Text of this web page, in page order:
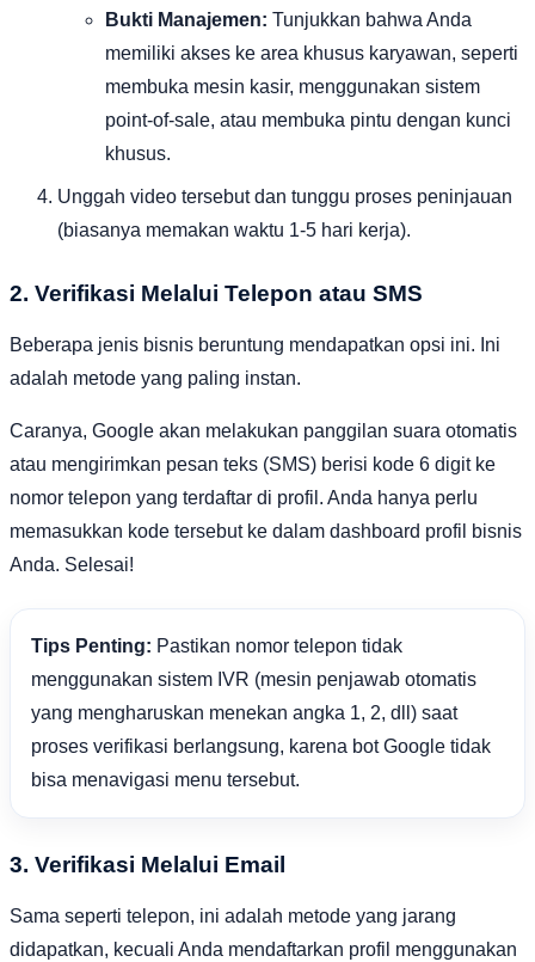
Bukti Manajemen: Tunjukkan bahwa Anda
memiliki akses ke area khusus karyawan, seperti
membuka mesin kasir, menggunakan sistem
point-of-sale, atau membuka pintu dengan kunci
khusus.
Unggah video tersebut dan tunggu proses peninjauan
(biasanya memakan waktu 1-5 hari kerja).
2. Verifikasi Melalui Telepon atau SMS
Beberapa jenis bisnis beruntung mendapatkan opsi ini. Ini
adalah metode yang paling instan.
Caranya, Google akan melakukan panggilan suara otomatis
atau mengirimkan pesan teks (SMS) berisi kode 6 digit ke
nomor telepon yang terdaftar di profil. Anda hanya perlu
memasukkan kode tersebut ke dalam dashboard profil bisnis
Anda. Selesai!
Tips Penting: Pastikan nomor telepon tidak
menggunakan sistem IVR (mesin penjawab otomatis
yang mengharuskan menekan angka 1, 2, dll) saat
proses verifikasi berlangsung, karena bot Google tidak
bisa menavigasi menu tersebut.
3. Verifikasi Melalui Email
Sama seperti telepon, ini adalah metode yang jarang
didapatkan, kecuali Anda mendaftarkan profil menggunakan